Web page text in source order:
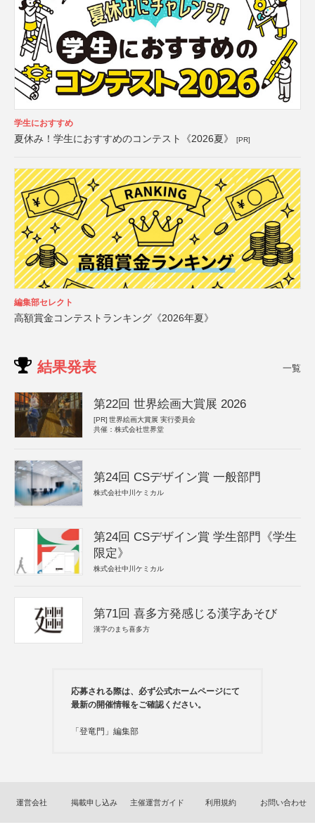
学生におすすめ
夏休み！学生におすすめのコンテスト《2026夏》 [PR]
編集部セレクト
高額賞金コンテストランキング《2026年夏》
結果発表 一覧
第22回 世界絵画大賞展 2026
[PR] 世界絵画大賞展 実行委員会
共催：株式会社世界堂
第24回 CSデザイン賞 一般部門
株式会社中川ケミカル
第24回 CSデザイン賞 学生部門《学生
限定》
株式会社中川ケミカル
第71回 喜多方発感じる漢字あそび
漢字のまち喜多方
応募される際は、必ず公式ホームページにて
最新の開催情報をご確認ください。
「登竜門」編集部
運営会社 掲載申し込み 主催運営ガイド 利用規約 お問い合わせ